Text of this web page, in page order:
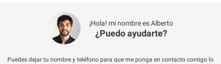
¡Hola! mi nombre es Alberto
¿Puedo ayudarte?
Puedes dejar tu nombre y teléfono para que me ponga en contacto contigo lo